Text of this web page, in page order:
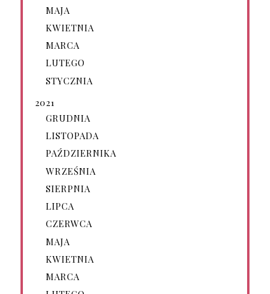
MAJA
KWIETNIA
MARCA
LUTEGO
STYCZNIA
2021
GRUDNIA
LISTOPADA
PAŹDZIERNIKA
WRZEŚNIA
SIERPNIA
LIPCA
CZERWCA
MAJA
KWIETNIA
MARCA